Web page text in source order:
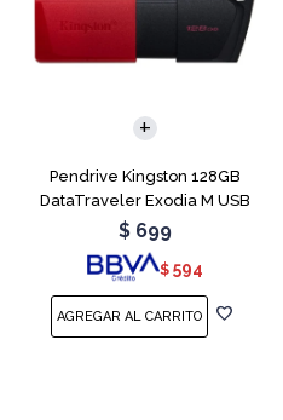
Pendrive Kingston 128GB
DataTraveler Exodia M USB
3.2
$ 699
$ 594